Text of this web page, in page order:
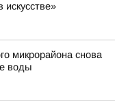
микрорайона снова
воды